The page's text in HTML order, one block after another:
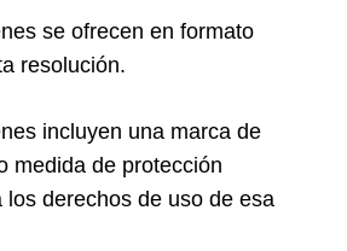
se ofrecen en formato
resolución.
incluyen una marca de
medida de protección
los derechos de uso de esa